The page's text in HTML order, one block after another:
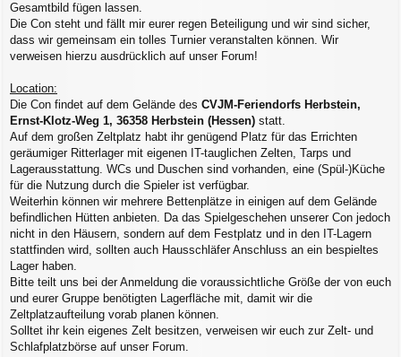
Gesamtbild fügen lassen.
Die Con steht und fällt mir eurer regen Beteiligung und wir sind sicher,
dass wir gemeinsam ein tolles Turnier veranstalten können. Wir
verweisen hierzu ausdrücklich auf unser Forum!
Location:
Die Con findet auf dem Gelände des CVJM-Feriendorfs Herbstein,
Ernst-Klotz-Weg 1, 36358 Herbstein (Hessen) statt.
Auf dem großen Zeltplatz habt ihr genügend Platz für das Errichten
geräumiger Ritterlager mit eigenen IT-tauglichen Zelten, Tarps und
Lagerausstattung. WCs und Duschen sind vorhanden, eine (Spül-)Küche
für die Nutzung durch die Spieler ist verfügbar.
Weiterhin können wir mehrere Bettenplätze in einigen auf dem Gelände
befindlichen Hütten anbieten. Da das Spielgeschehen unserer Con jedoch
nicht in den Häusern, sondern auf dem Festplatz und in den IT-Lagern
stattfinden wird, sollten auch Hausschläfer Anschluss an ein bespieltes
Lager haben.
Bitte teilt uns bei der Anmeldung die voraussichtliche Größe der von euch
und eurer Gruppe benötigten Lagerfläche mit, damit wir die
Zeltplatzaufteilung vorab planen können.
Solltet ihr kein eigenes Zelt besitzen, verweisen wir euch zur Zelt- und
Schlafplatzbörse auf unser Forum.